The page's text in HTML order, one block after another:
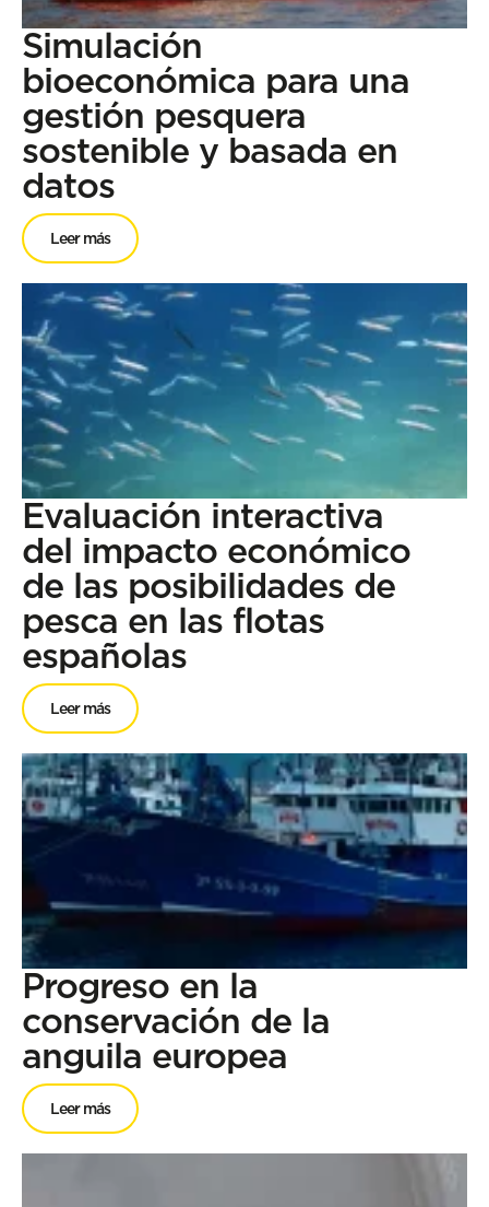
Simulación
bioeconómica para una
gestión pesquera
sostenible y basada en
datos
Leer más
Evaluación interactiva
del impacto económico
de las posibilidades de
pesca en las flotas
españolas
Leer más
Progreso en la
conservación de la
anguila europea
Leer más